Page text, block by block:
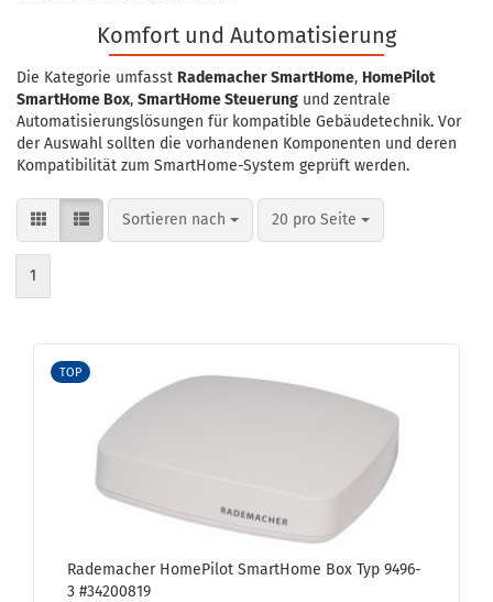
Komfort und Automatisierung
Die Kategorie umfasst Rademacher SmartHome, HomePilot
SmartHome Box, SmartHome Steuerung und zentrale
Automatisierungslösungen für kompatible Gebäudetechnik. Vor
der Auswahl sollten die vorhandenen Komponenten und deren
Kompatibilität zum SmartHome-System geprüft werden.
Sortieren nach
Sortieren nach 20 pro Seite
pro Seite
1
TOP
Ra­de­ma­cher Home­Pi­lot Smar­tHome Box Typ 9496-​
3 #34200819